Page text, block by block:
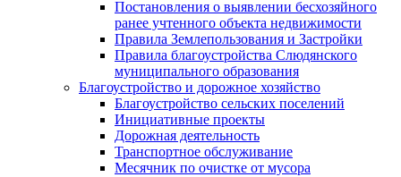
Постановления о выявлении бесхозяйного
ранее учтенного объекта недвижимости
Правила Землепользования и Застройки
Правила благоустройства Слюдянского
муниципального образования
Благоустройство и дорожное хозяйство
Благоустройство сельских поселений
Инициативные проекты
Дорожная деятельность
Транспортное обслуживание
Месячник по очистке от мусора